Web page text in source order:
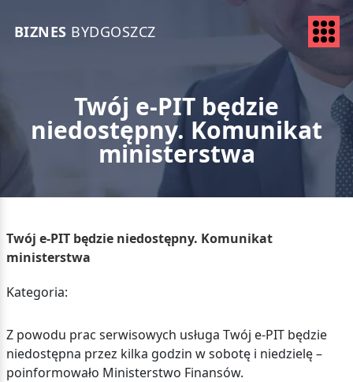
BIZNES BYDGOSZCZ
Twój e-PIT będzie
niedostępny. Komunikat
ministerstwa
Twój e-PIT będzie niedostępny. Komunikat
ministerstwa
Kategoria:
Z powodu prac serwisowych usługa Twój e-PIT będzie
niedostępna przez kilka godzin w sobotę i niedzielę –
poinformowało Ministerstwo Finansów.